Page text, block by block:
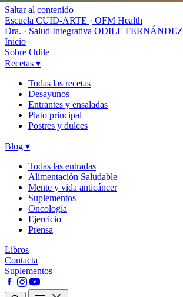
Saltar al contenido
Escuela CUID-ARTE · OFM Health
Dra. · Salud Integrativa ODILE FERNÁNDEZ
Inicio
Sobre Odile
Recetas ▾
Todas las recetas
Desayunos
Entrantes y ensaladas
Plato principal
Postres y dulces
Blog ▾
Todas las entradas
Alimentación Saludable
Mente y vida anticáncer
Suplementos
Oncología
Ejercicio
Prensa
Libros
Contacta
Suplementos